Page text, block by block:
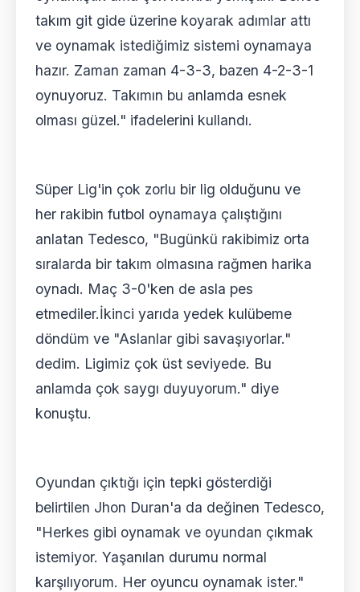
takım git gide üzerine koyarak adımlar attı
ve oynamak istediğimiz sistemi oynamaya
hazır. Zaman zaman 4-3-3, bazen 4-2-3-1
oynuyoruz. Takımın bu anlamda esnek
olması güzel." ifadelerini kullandı.
Süper Lig'in çok zorlu bir lig olduğunu ve
her rakibin futbol oynamaya çalıştığını
anlatan Tedesco, "Bugünkü rakibimiz orta
sıralarda bir takım olmasına rağmen harika
oynadı. Maç 3-0'ken de asla pes
etmediler.İkinci yarıda yedek kulübeme
döndüm ve "Aslanlar gibi savaşıyorlar."
dedim. Ligimiz çok üst seviyede. Bu
anlamda çok saygı duyuyorum." diye
konuştu.
Oyundan çıktığı için tepki gösterdiği
belirtilen Jhon Duran'a da değinen Tedesco,
"Herkes gibi oynamak ve oyundan çıkmak
istemiyor. Yaşanılan durumu normal
karşılıyorum. Her oyuncu oynamak ister."